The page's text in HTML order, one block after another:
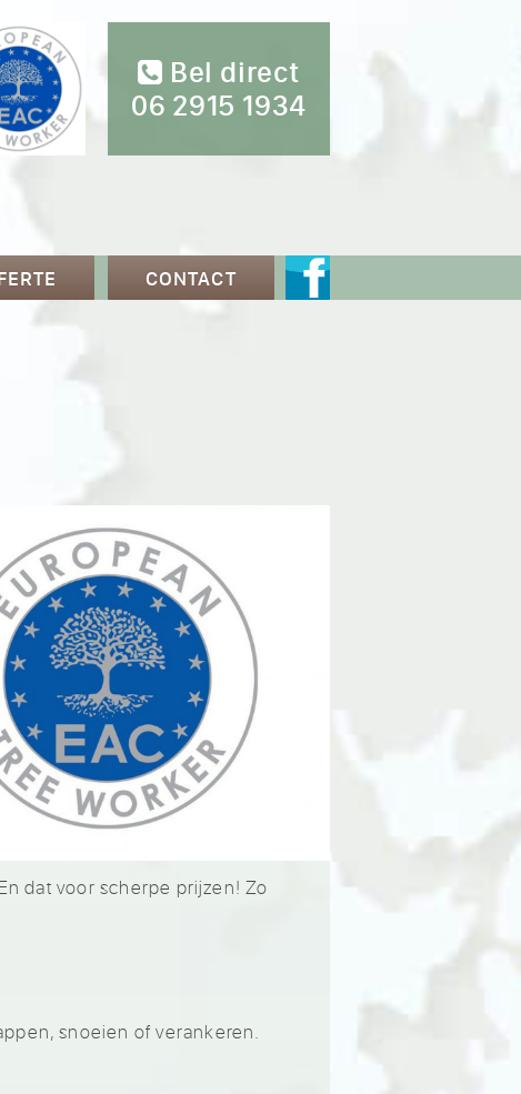
Bel direct
06 2915 1934
CONTACT
dat voor scherpe prijzen! Zo
snoeien of verankeren.